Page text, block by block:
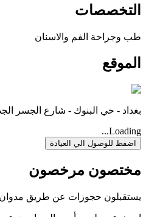
التخصصات
طب وجراحة الفم والاسنان
الموقع
بغداد - حي البنوك - شارع الجسر
Loading...
اضفط للوصول الي العيادة
مختصون مرخصون
يستقبلون حجوزات عن طريق مدوان